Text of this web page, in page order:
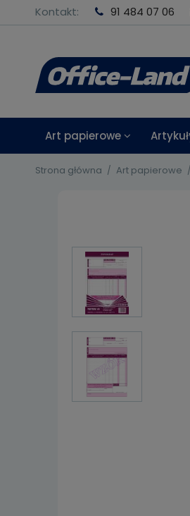
Kontakt: 91 484 07 06
Art papierowe
Strona główna Art papierowe